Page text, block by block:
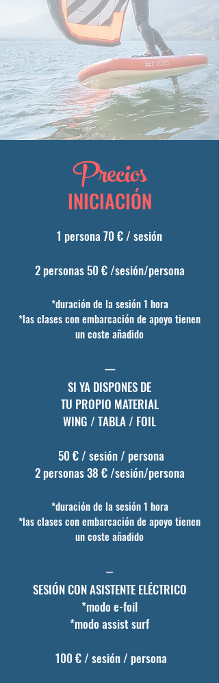
Precios
INICIACIÓN
1 persona 70 € / sesión
2 personas 50 € /sesión/persona
*duración de la sesión 1 hora
*las clases conembarcación de apoyo tienen
un coste añadido
SI YA DISPONES DE
TU PROPIO MATERIAL
WING / TABLA / FOIL
50€ / sesión/ persona
2 personas 38 € /sesión/persona
*duración de la sesión 1 hora
*las clases conembarcación de apoyo tienen
un coste añadido
SESIÓN CON ASISTENTE ELÉCTRICO
*modo e-foi​l
*modo assist surf
100€ / sesión/ persona